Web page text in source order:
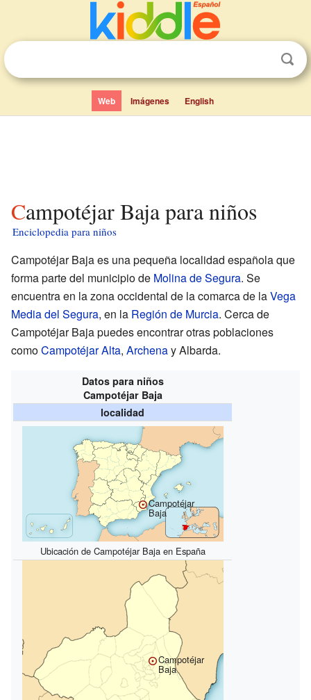
Web Imágenes English
Campotéjar Baja para niños
Enciclopedia para niños
Campotéjar Baja es una pequeña localidad española que
forma parte del municipio de Molina de Segura. Se
encuentra en la zona occidental de la comarca de laVega
Media del Segura, en la Región de Murcia. Cerca de
Campotéjar Baja puedes encontrar otras poblaciones
comoCampotéjar Alta, Archenay Albarda.
Datos para niños
Campotéjar Baja
localidad
Campotéjar
Baja
Ubicación de Campotéjar Baja en España
Campotéjar
Baja